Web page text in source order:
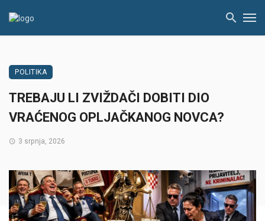
POLITIKA
TREBAJU LI ZVIŽDAČI DOBITI DIO
VRAĆENOG OPLJAČKANOG NOVCA?
3 srpnja, 2026